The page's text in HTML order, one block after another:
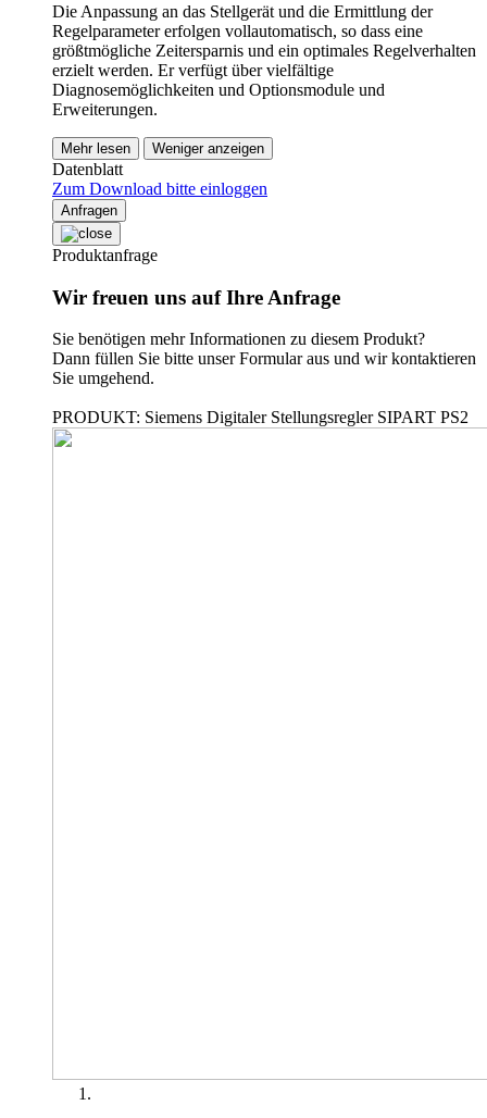
Die Anpassung an das Stellgerät und die Ermittlung der
Regelparameter erfolgen vollautomatisch, so dass eine
größtmögliche Zeitersparnis und ein optimales Regelverhalten
erzielt werden. Er verfügt über vielfältige
Diagnosemöglichkeiten und Optionsmodule und
Erweiterungen.
Mehr lesen Weniger anzeigen
Datenblatt
Zum Download bitte einloggen
Anfragen
Produktanfrage
Wir freuen uns auf Ihre Anfrage
Sie benötigen mehr Informationen zu diesem Produkt?
Dann füllen Sie bitte unser Formular aus und wir kontaktieren
Sie umgehend.
PRODUKT: Siemens Digitaler Stellungsregler SIPART PS2